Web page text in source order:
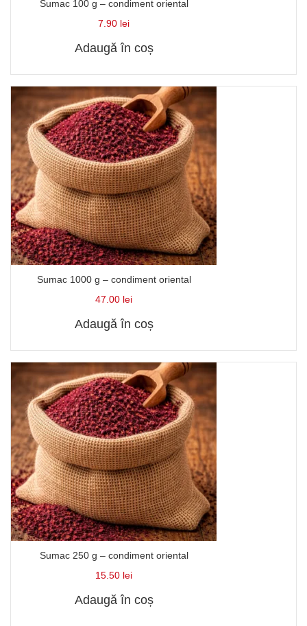
Sumac 100 g – condiment oriental
7.90 lei
Adaugă în coș
Sumac 1000 g – condiment oriental
47.00 lei
Adaugă în coș
Sumac 250 g – condiment oriental
15.50 lei
Adaugă în coș